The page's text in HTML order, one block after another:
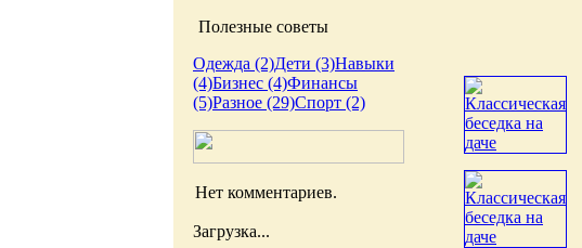
Полезные советы
Одежда (2)Дети (3)Навыки
(4)Бизнес (4)Финансы
(5)Разное (29)Спорт (2)
Нет комментариев.
Загрузка...